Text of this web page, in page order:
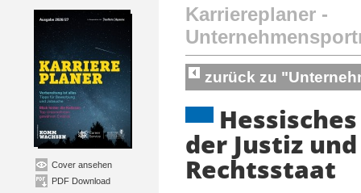
Cover ansehen
PDF Download
Karriereplaner -
zurück zu
der Justiz
Rechtsstaat